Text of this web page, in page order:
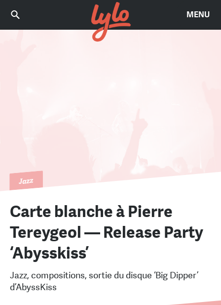
MENU
Jazz
Carte blanche à Pierre
Tereygeol — Release Party
‘Abysskiss’
Jazz, compositions, sortie du disque ‘Big Dipper’
d’AbyssKiss